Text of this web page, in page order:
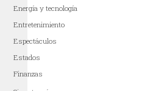
Energía y tecnología
Entretenimiento
Espectáculos
Estados
Finanzas